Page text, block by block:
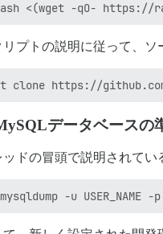
リプトの説明に従って、ソ
データベースの
ッドの冒頭で説明されてい